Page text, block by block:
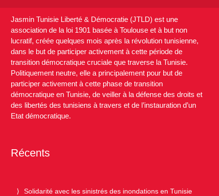
Jasmin Tunisie Liberté & Démocratie (JTLD) est une
association de la loi 1901 basée à Toulouse et à but non
lucratif, créée quelques mois après la révolution tunisienne,
dans le but de participer activement à cette période de
transition démocratique cruciale que traverse la Tunisie.
Politiquement neutre, elle a principalement pour but de
participer activement à cette phase de transition
démocratique en Tunisie, de veiller à la défense des droits et
des libertés des tunisiens à travers et de l’instauration d’un
Etat démocratique.
Récents
Solidarité avec les sinistrés des inondations en Tunisie